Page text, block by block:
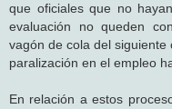
que oficiales que no
evaluación no queden
vagón de cola del siguiente
paralización en el empleo
En relación a estos